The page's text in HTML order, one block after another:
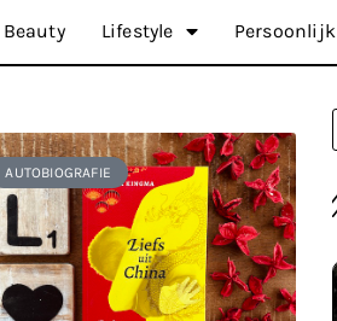
Beauty Lifestyle Persoonlijk
AUTOBIOGRAFIE